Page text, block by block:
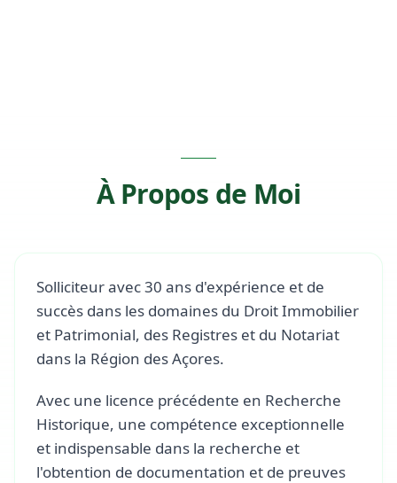
À Propos de Moi
Solliciteur avec 30 ans d'expérience et de
succès dans les domaines du Droit Immobilier
et Patrimonial, des Registres et du Notariat
dans la Région des Açores.
Avec une licence précédente en Recherche
Historique, une compétence exceptionnelle
et indispensable dans la recherche et
l'obtention de documentation et de preuves